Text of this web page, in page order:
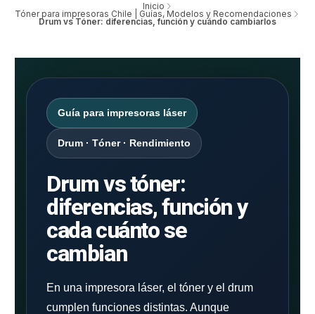
Inicio
Tóner para impresoras Chile | Guías, Modelos y Recomendaciones
Drum vs Tóner: diferencias, función y cuándo cambiarlos
Guía para impresoras láser
Drum · Tóner · Rendimiento
Drum vs tóner:
diferencias, función y
cada cuánto se
cambian
En una impresora láser, el tóner y el drum
cumplen funciones distintas. Aunque